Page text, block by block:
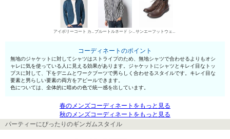
アイボリーコート カジュアルジャケット ブルートルネード シャツ サンエーフットウェア ワークブーツ
コーディネートのポイント
無地のジャケットに対してシャツはストライプのため、無地シャツで合わせるよりもオシ
ャレに気を使っている人に見える効果があります。ジャケットにシャツとキレイ目なトッ
プスに対して、下をデニムとワークブーツで男らしく合わせるスタイルです。キレイ目な
要素と男らしい要素の両方をアピールできます。
色については、全体的に暗めの色で統一感を出しています。
春のメンズコーディネートをもっと見る
秋のメンズコーディネートをもっと見る
パーティーにぴったりのギンガムスタイル